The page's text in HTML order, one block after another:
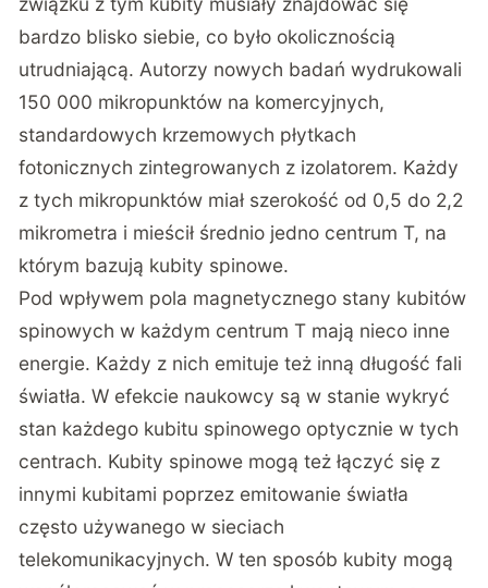
bardzo blisko siebie, co było okolicznością
utrudniającą. Autorzy nowych badań wydrukowali
150 000 mikropunktów na komercyjnych,
standardowych krzemowych płytkach
fotonicznych zintegrowanych z izolatorem. Każdy
z tych mikropunktów miał szerokość od 0,5 do 2,2
mikrometra i mieścił średnio jedno centrum T, na
którym bazują kubity spinowe.
Pod wpływem pola magnetycznego stany kubitów
spinowych w każdym centrum T mają nieco inne
energie. Każdy z nich emituje też inną długość fali
światła. W efekcie naukowcy są w stanie wykryć
stan każdego kubitu spinowego optycznie w tych
centrach. Kubity spinowe mogą też łączyć się z
innymi kubitami poprzez emitowanie światła
często używanego w sieciach
telekomunikacyjnych. W ten sposób kubity mogą